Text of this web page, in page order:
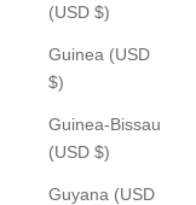
(USD $)
Guinea (USD
$)
Guinea-Bissau
(USD $)
Guyana (USD